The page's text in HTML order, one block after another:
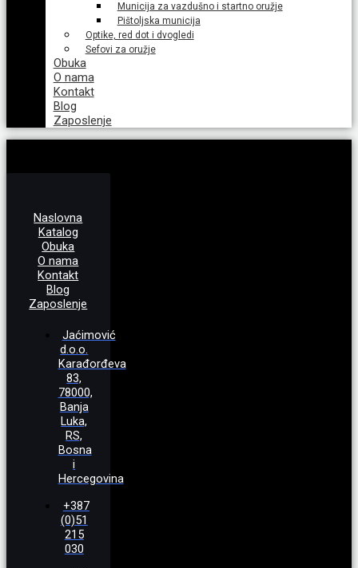
Municija za vazdušno i startno oružje
Pištoljska municija
Optike, red dot i dvogledi
Sefovi za oružje
Obuka
O nama
Kontakt
Blog
Zaposlenje
Naslovna
Katalog
Obuka
O nama
Kontakt
Blog
Zaposlenje
Jaćimović
d.o.o.
Karađorđeva
83,
78000,
Banja
Luka,
RS,
Bosna
i
Hercegovina
+387
(0)51
215
030